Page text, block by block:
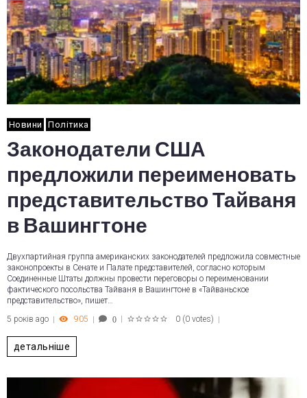
Новини Політика
Законодатели США
предложили переименовать
представительство Тайваня
в Вашингтоне
Двухпартийная группа американских законодателей предложила совместные
законопроекты в Сенате и Палате представителей, согласно которым
Соединенные Штаты должны провести переговоры о переименовании
фактического посольства Тайваня в Вашингтоне в «Тайваньское
представительство», пишет…
5 років ago
905 0 0 (0 votes)
детальніше